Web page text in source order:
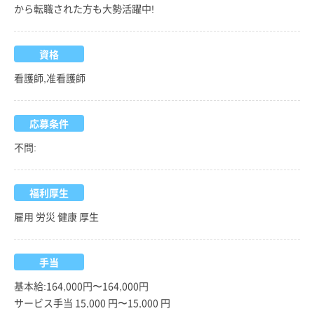
から転職された方も大勢活躍中!
資格
看護師,准看護師
応募条件
不問:
福利厚生
雇用 労災 健康 厚生
手当
基本給:164,000円〜164,000円
サービス手当 15,000 円〜15,000 円